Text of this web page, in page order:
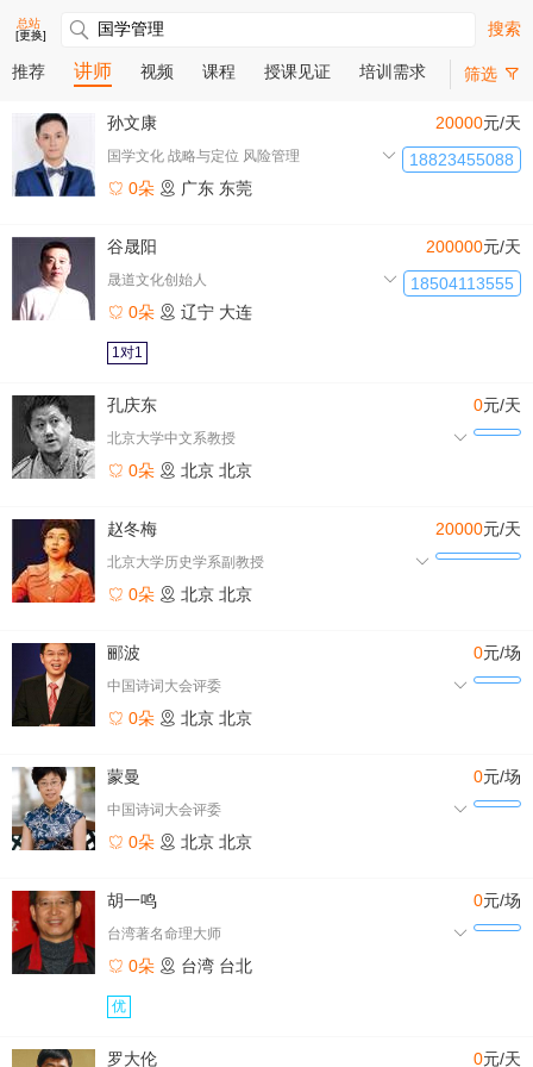
总站
[更换]
搜索
筛选
推荐 讲师 视频 课程 授课见证 培训需求
孙文康
国学文化 战略与定位 风险管理
0朵 广东 东莞
20000元/天
18823455088
谷晟阳
晟道文化创始人
0朵 辽宁 大连
200000元/天
18504113555
1对1
孔庆东
北京大学中文系教授
0朵 北京 北京
0元/天
赵冬梅
北京大学历史学系副教授
0朵 北京 北京
20000元/天
郦波
中国诗词大会评委
0朵 北京 北京
0元/场
蒙曼
中国诗词大会评委
0朵 北京 北京
0元/场
胡一鸣
台湾著名命理大师
0朵 台湾 台北
0元/场
优
罗大伦 0元/天